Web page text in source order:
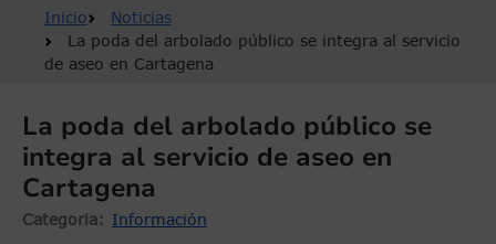
Ruta de navegación
Inicio
Noticias
La poda del arbolado público se integra al servicio
de aseo en Cartagena
La poda del arbolado público se
integra al servicio de aseo en
Cartagena
Categoria Información